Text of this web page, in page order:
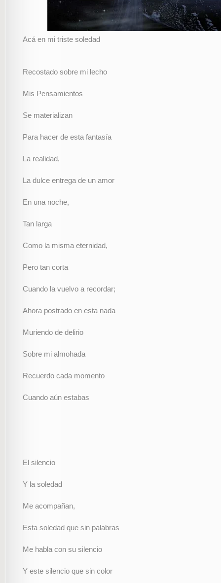
Acá en mi triste soledad
Recostado sobre mi lecho
Mis Pensamientos
Se materializan
Para hacer de esta fantasía
La realidad,
La dulce entrega de un amor
En una noche,
Tan larga
Como la misma eternidad,
Pero tan corta
Cuando la vuelvo a recordar;
Ahora postrado en esta nada
Muriendo de delirio
Sobre mi almohada
Recuerdo cada momento
Cuando aún estabas
El silencio
Y la soledad
Me acompañan,
Esta soledad que sin palabras
Me habla con su silencio
Y este silencio que sin color